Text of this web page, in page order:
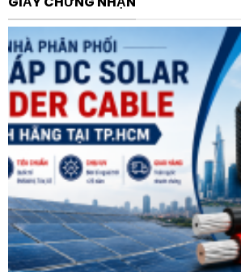
thực cho cả không gian và người sử
Thứ nhất, sản phẩm nâng tầm tính
không gian. Ánh sáng không còn là
lặng mà trở nên linh động hơn. Bạn
“kịch bản” ánh sáng cho căn phòng
tác điều chỉnh góc xoay đơn giản.
hữu ích trong các không gian đa năng
hay phòng trưng bày.
Thứ hai, màu đen của vòng đèn tạo
phản tuyệt vời trên các bề mặt trần
điểm nhấn kiến trúc độc đáo. Ngược
trên các hệ trần tối màu, sản phẩm sẽ